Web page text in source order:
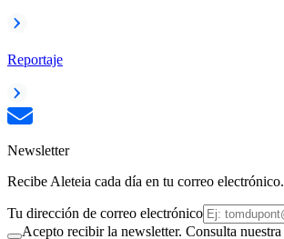
Reportaje
Newsletter
Recibe Aleteia cada día en tu correo electrónico.
Tu dirección de correo electrónico
Acepto recibir la newsletter. Consulta nuestra